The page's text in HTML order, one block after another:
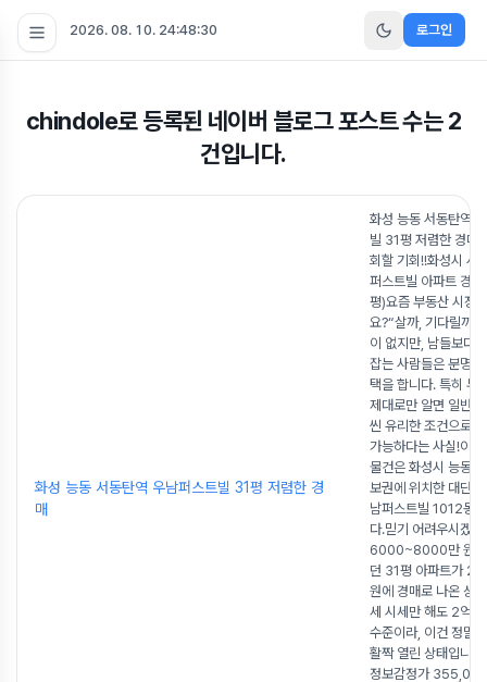
2026. 08. 10. 24:48:30 로그인
chindole로 등록된 네이버 블로그 포스트 수는2
건입니다.
화성 능동 서동탄역 우남퍼스트빌 31평 저렴한 경
매
화성 능동 서동탄역
빌 31평 저렴한 경매
회할 기회!!화성시 서
퍼스트빌 아파트 경
평)요즘 부동산 시장,
요?“살까, 기다릴까”
이 없지만, 남들보다
잡는 사람들은 분명
택을 합니다. 특히 부
제대로만 알면 일반
씬 유리한 조건으로
가능하다는 사실!이
물건은 화성시 능동,
보권에 위치한 대단
남퍼스트빌 1012동
다.믿기 어려우시겠
6000~8000만 원에
던 31평 아파트가 2
원에 경매로 나온 상
세 시세만 해도 2억
수준이라, 이건 정말
활짝 열린 상태입니
정보감정가